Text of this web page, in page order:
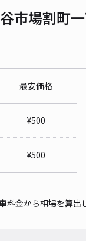
市場割町
最安価格
¥500
¥500
料金から相場を算出